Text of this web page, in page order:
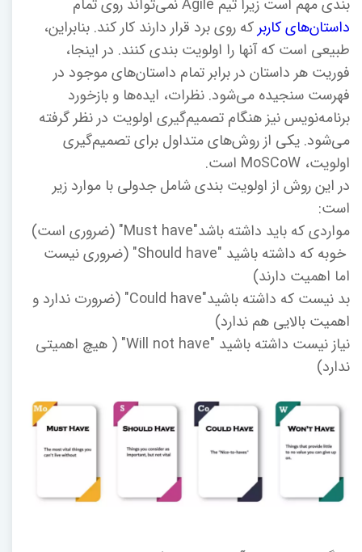
بندی مهم است زیرا تیم Agile نمی‌تواند روی تمام
داستان‌های کاربر که روی برد قرار دارند کار کند. بنابراین،
طبیعی است که آنها را اولویت بندی کنند. در اینجا،
فوریت هر داستان در برابر تمام داستان‌های موجود در
فهرست سنجیده می‌شود. نظرات، ایده‌ها و بازخورد
برنامه‌نویس نیز هنگام تصمیم‌گیری اولویت در نظر گرفته
می‌شود. یکی از روش‌های متداول برای تصمیم‌گیری
اولویت، MoSCoW است.
در این روش از اولویت بندی شامل جدولی با موارد زیر
است:
مواردی که باید داشته باشد"Must have" (ضروری است)
خوبه که داشته باشید "Should have" (ضروری نیست
اما اهمیت دارند)
بد نیست که داشته باشید"Could have" (ضرورت ندارد و
اهمیت بالایی هم ندارد)
نیاز نیست داشته باشید "Will not have" ( هیچ اهمیتی
ندارد)